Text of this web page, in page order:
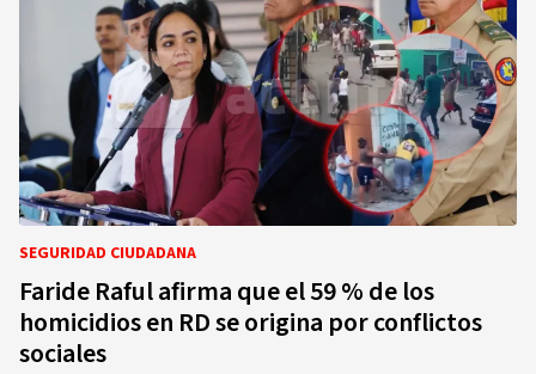
SEGURIDAD CIUDADANA
Faride Raful afirma que el 59 % de los
homicidios en RD se origina por conflictos
sociales